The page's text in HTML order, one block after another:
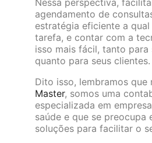
Nessa perspectiva,
agendamento de
estratégia eficiente a qual
tarefa, e contar com a
isso mais fácil, tanto para
quanto para seus clientes.
Dito isso, lembramos que
Master, somos uma
especializada em
saúde e que se preocupa
soluções para facilitar o